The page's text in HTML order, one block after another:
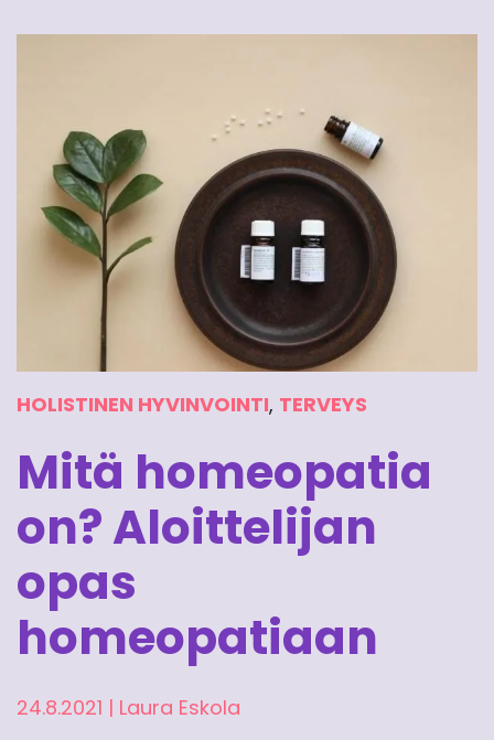
HOLISTINEN HYVINVOINTI, TERVEYS
Mitä homeopatia
on? Aloittelijan
opas
homeopatiaan
24.8.2021 | Laura Eskola